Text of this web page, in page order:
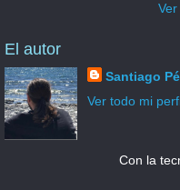
El autor
Santiago
Ver todo mi
Con la